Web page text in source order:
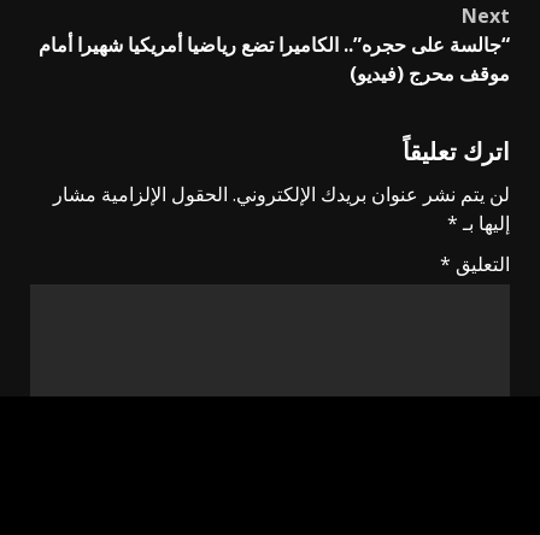
Next
“جالسة على حجره”.. الكاميرا تضع رياضيا أمريكيا شهيرا أمام
موقف محرج (فيديو)
اترك تعليقاً
لن يتم نشر عنوان بريدك الإلكتروني. الحقول الإلزامية مشار
إليها بـ*
التعليق *